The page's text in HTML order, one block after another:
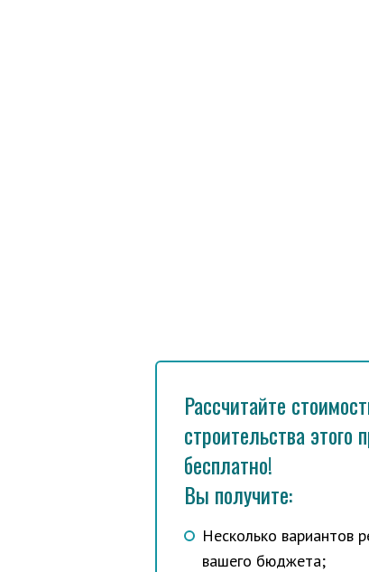
Рассчитайте
строительства этого
бесплатно!
Вы получите:
Несколько вариантов
вашего бюджета;